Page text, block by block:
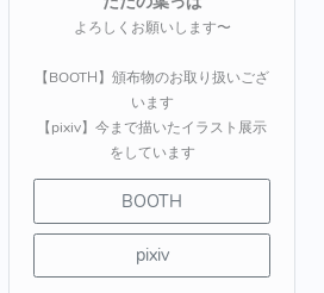
よろしくお願いします〜
【BOOTH】頒布物のお取り扱いござ
います
【pixiv】今まで描いたイラスト展示
をしています
BOOTH
pixiv